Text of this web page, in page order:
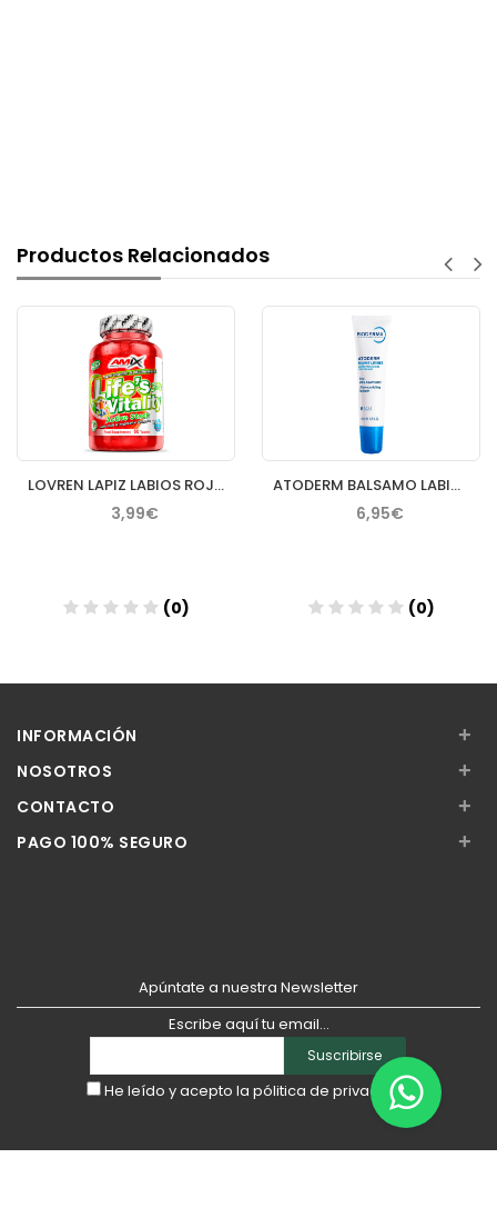
Productos Relacionados
LOVREN LAPIZ LABIOS ROJO INTENSO LP3
3,99€
(0)
ATODERM BALSAMO LABIOS BIODERMA 15 ML
6,95€
(0)
INFORMACIÓN +
NOSOTROS +
CONTACTO +
PAGO 100% SEGURO +
Apúntate a nuestra Newsletter
Escribe aquí tu email...
Suscribirse
He leído y acepto la pólitica de privacidad